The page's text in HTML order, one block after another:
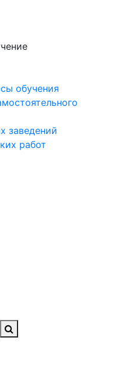
обучения
заведений
работ